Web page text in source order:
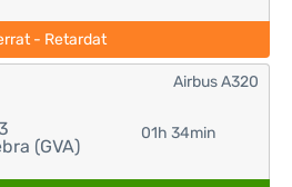
- Retardat
(GVA)
01h 34min
Airbus A320